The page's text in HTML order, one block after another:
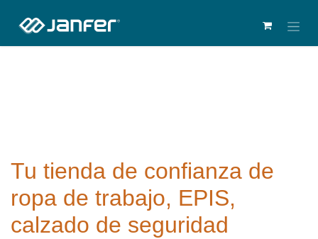
Tu tienda de confianza de
ropa de trabajo, EPIS,
calzado de seguridad